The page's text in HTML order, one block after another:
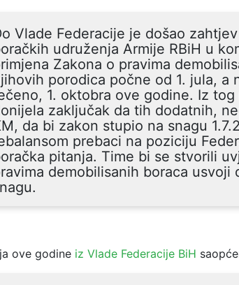
Vlade Federacije je došao
udruženja Armije RBiH u
Zakona o pravima
porodica počne od 1. jula, a
1. oktobra ove godine. Iz tog
zaključak da tih dodatnih,
da bi zakon stupio na snagu
prebaci na poziciju
pitanja. Time bi se stvorili
demobilisanih boraca usvoji
ove godine iz Vlade Federacije BiH